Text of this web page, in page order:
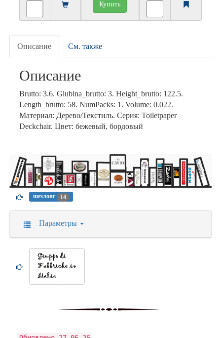
Купить
Описание См. также
Описание
Brutto: 3.6. Glubina_brutto: 3. Height_brutto: 122.5.
Length_brutto: 58. NumPacks: 1. Volume: 0.022.
Материал: Дерево/Текстиль. Серия: Toiletpaper
Deckchair. Цвет: бежевый, бордовый
шезлонг 14
Параметры